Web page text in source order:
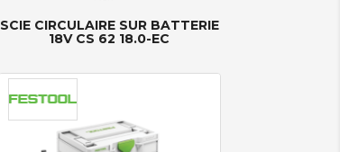
SCIE CIRCULAIRE SUR BATTERIE
18V CS 62 18.0-EC